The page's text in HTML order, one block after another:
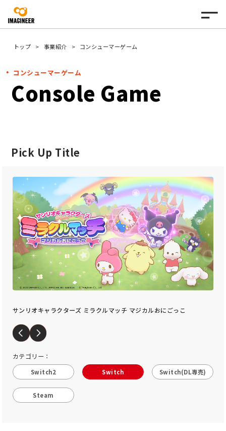
トップ 事業紹介 コンシューマーゲーム
コンシューマーゲーム
Console Game
Pick Up Title
ミステリーの歩き方
カテゴリー：
Switch2 Switch Switch(DL専売)
Steam